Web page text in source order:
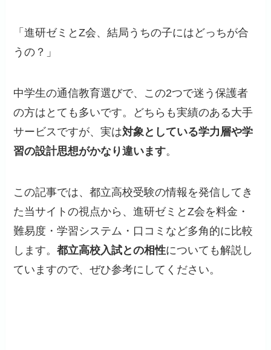
「進研ゼミとZ会、結局うちの子にはどっちが合
うの？」
中学生の通信教育選びで、この2つで迷う保護者
の方はとても多いです。どちらも実績のある大手
サービスですが、実は対象としている学力層や学
習の設計思想がかなり違います。
この記事では、都立高校受験の情報を発信してき
た当サイトの視点から、進研ゼミとZ会を料金・
難易度・学習システム・口コミなど多角的に比較
します。都立高校入試との相性についても解説し
ていますので、ぜひ参考にしてください。